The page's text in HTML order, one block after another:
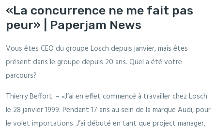
«La concurrence ne me fait pas
peur» | Paperjam News
Vous êtes CEO du groupe Losch depuis janvier, mais êtes
présent dans le groupe depuis 20 ans. Quel a été votre
parcours?
Thierry Beffort. – «J’ai en effet commencé à travailler chez Losch
le 28 janvier 1999. Pendant 17 ans au sein de la marque Audi, pour
le volet importations. J’ai débuté en tant que project manager,